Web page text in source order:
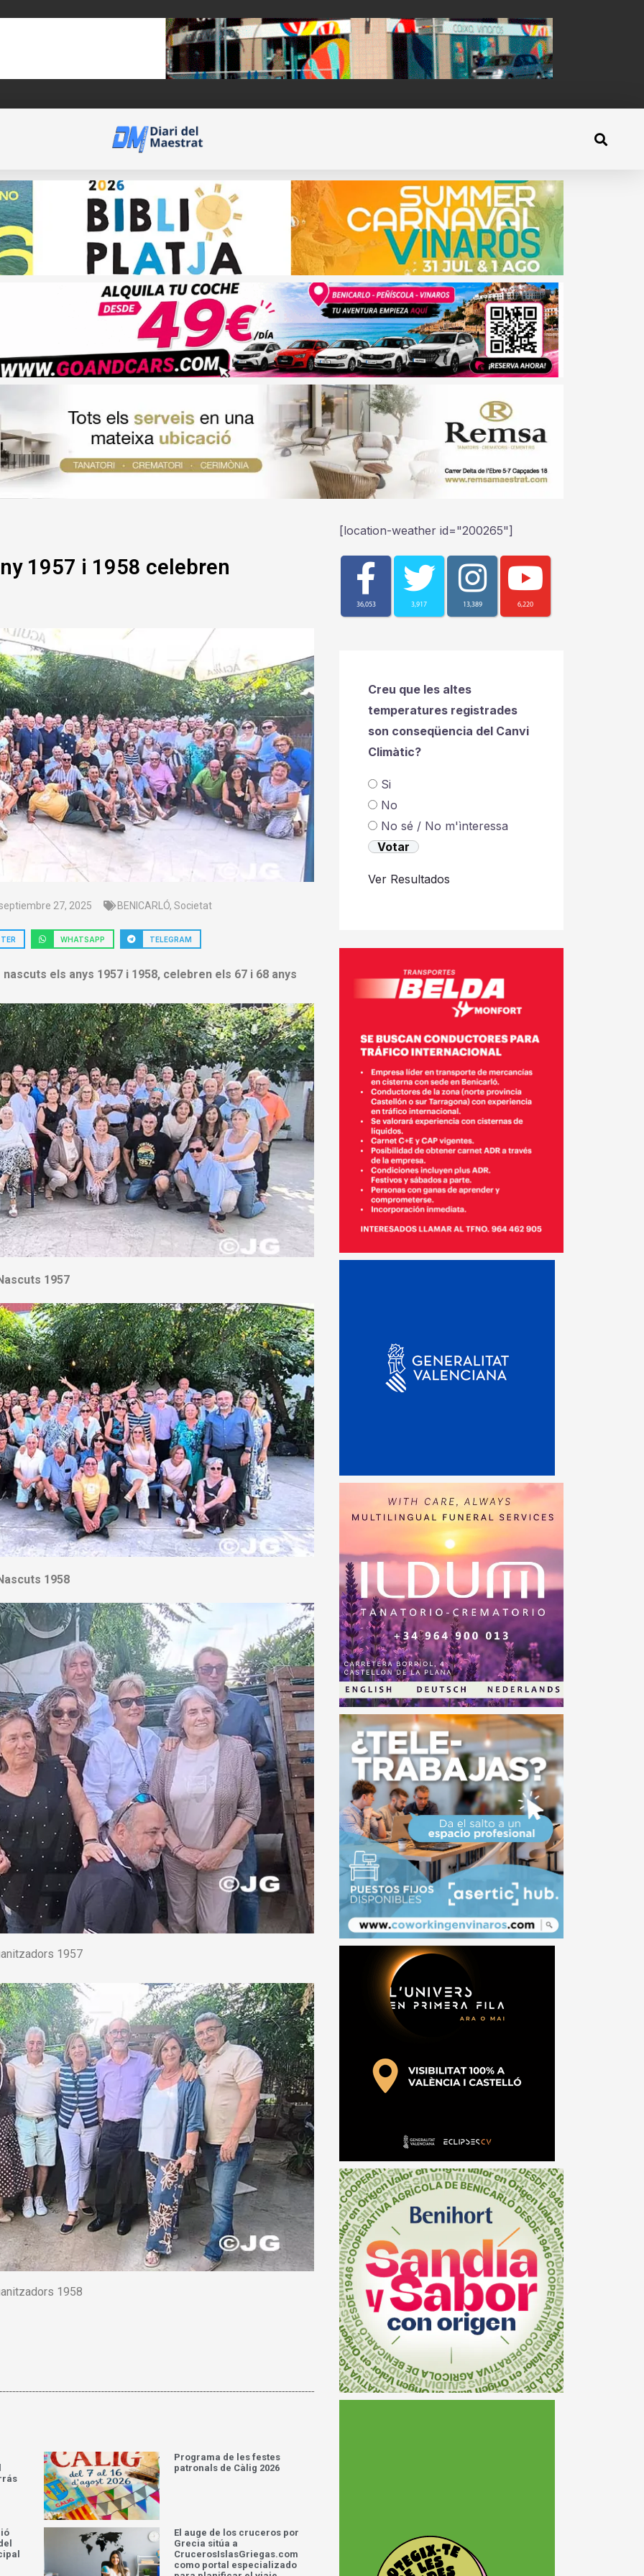
1957 i 1958 celebren
27, 2025 BENICARLÓ, Societat
WHATSAPP TELEGRAM
els anys 1957 i 1958, celebren els 67 i 68 anys
1957
1958
1957
1958
Programa de les festes
patronals de Càlig 2026
El auge de los cruceros por
Grecia sitúa a
CrucerosIslasGriegas.com
como portal especializado
[location-weather id="200265"]
36,053 3,917 13,389 6,220
Creu que les altes
temperatures registrades
son conseqüencia del Canvi
Climàtic?
Si
No
No sé / No m'ìnteressa
Ver Resultados